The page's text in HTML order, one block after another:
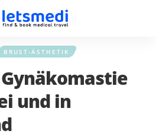
BRUST-ÄSTHETIK
und in